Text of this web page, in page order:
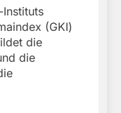
(GKI)
die
die